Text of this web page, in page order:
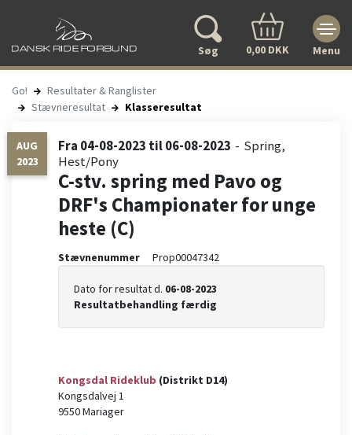
Søg 0,00 DKK Menu
Go!
Resultater & Ranglister
Stævneresultat
Klasseresultat
AUG
2023
Fra 04-08-2023 til06-08-2023
Spring
Hest/Pony
C-stv. spring med Pavo og
DRF's Championater for unge
heste (C)
Stævnenummer Prop00047342
Dato for resultat d. 06-08-2023
Resultatbehandling færdig
Kongsdal Rideklub (Distrikt D14)
Kongsdalvej 1
9550Mariager